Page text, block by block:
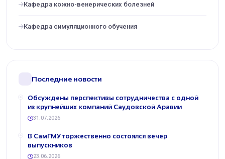
Кафедра кожно-венерических болезней
Кафедра симуляционного обучения
Последние новости
Обсуждены перспективы сотрудничества с одной
из крупнейших компаний Саудовской Аравии
31.07.2026
В СамГМУ торжественно состоялся вечер
выпускников
23.06.2026